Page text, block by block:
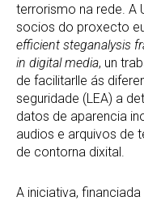
terrorismo na rede. A
socios do proxecto
efficient steganalysis
in digital media, un
de facilitarlle ás
seguridade (LEA) a
datos de aparencia
audios e arquivos de
de contorna dixital.
A iniciativa,